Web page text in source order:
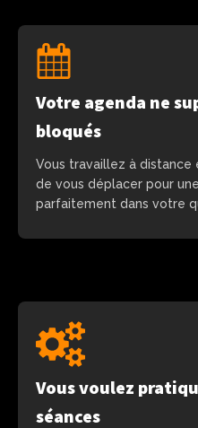
Votre agenda ne
bloqués
Vous travaillez à distance
de vous déplacer pour
parfaitement dans votre
Vous voulez
séances